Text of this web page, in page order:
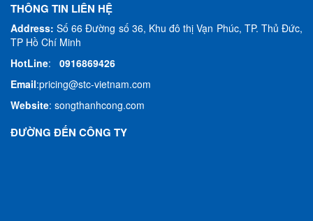
THÔNG TIN LIÊN HỆ
Address:Số 66 Đường số 36, Khu đô thị Vạn Phúc, TP. Thủ Đức,
TP Hồ Chí Minh
HotLine: 0916869426
Email:pricing@stc-vietnam.com
Website: songthanhcong.com
ĐƯỜNG ĐẾN CÔNG TY